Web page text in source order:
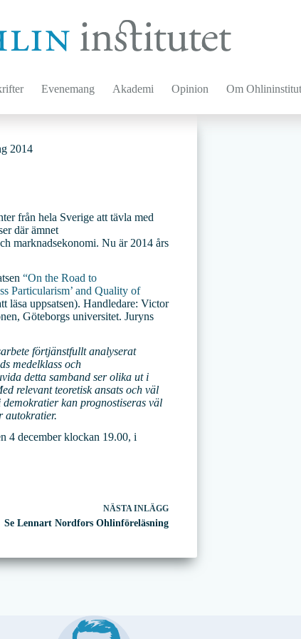
Evenemang Akademi Opinion Om
2014
från hela Sverige att tävla med
där ämnet
marknadsekonomi. Nu är 2014 års
“On the Road to
Particularism’ and Quality of
läsa uppsatsen). Handledare: Victor
Göteborgs universitet. Juryns
förtjänstfullt analyserat
medelklass och
detta samband ser olika ut i
relevant teoretisk ansats och väl
kan prognostiseras väl
autokratier.
4 december klockan 19.00, i
NÄSTAINLÄGG
Se Lennart Nordfors Ohlinföreläsning